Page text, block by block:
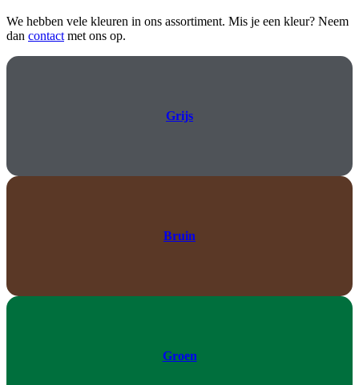
We hebben vele kleuren in ons assortiment. Mis je een kleur? Neem
dan contact met ons op.
Grijs
Bruin
Groen